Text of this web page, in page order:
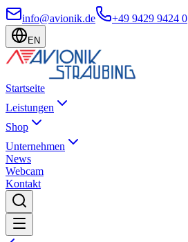
info@avionik.de +49 9429 9424 0
EN
Startseite
Leistungen
Shop
Unternehmen
News
Webcam
Kontakt